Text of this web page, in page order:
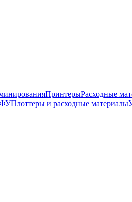
ПринтерыРасходные
Плоттеры и расходные материалы